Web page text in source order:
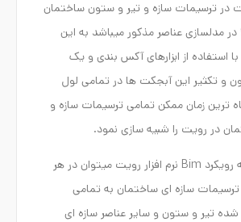
در ترسیمات سازه و تیر و ستون ساختمان
مدلسازی عناصر مذکور میباشد به این
استفاده از ابزارهای آکس بندی و یک
و تکثیر این آبجکت ها در تمامی لول
ترین زمان ممکن تمامی ترسیمات سازه و
در رویت را شبیه سازی نمود.
از طرفی با توجه به رویکرد Bim نرم افزار رویت میتوان در هر
ترسیمات سازه ای ساختمان به تمامی
شده تیر و ستون و سایر عناصر سازه ای